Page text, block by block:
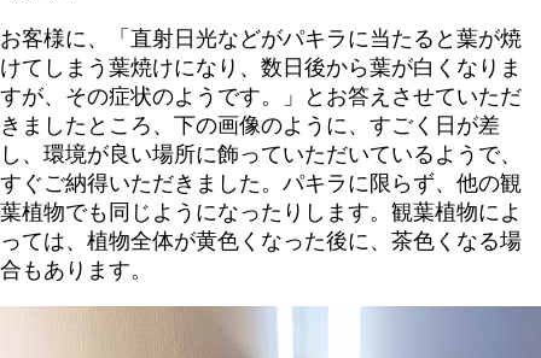
お客様に、「直射日光などがパキラに当たると葉が焼
けてしまう葉焼けになり、数日後から葉が白くなりま
すが、その症状のようです。」とお答えさせていただ
きましたところ、下の画像のように、すごく日が差
し、環境が良い場所に飾っていただいているようで、
すぐご納得いただきました。パキラに限らず、他の観
葉植物でも同じようになったりします。観葉植物によ
っては、植物全体が黄色くなった後に、茶色くなる場
合もあります。